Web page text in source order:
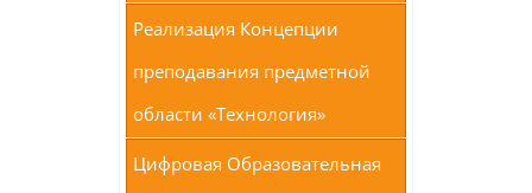
Реализация Концепции
преподавания предметной
области «Технология»
Цифровая Образовательная